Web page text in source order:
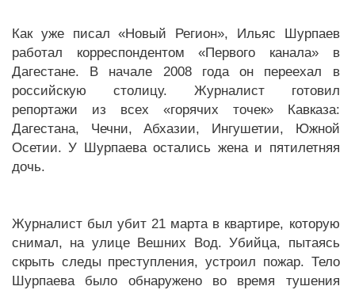
Как уже писал «Новый Регион», Ильяс Шурпаев
работал корреспондентом «Первого канала» в
Дагестане. В начале 2008 года он переехал в
российскую столицу. Журналист готовил
репортажи из всех «горячих точек» Кавказа:
Дагестана, Чечни, Абхазии, Ингушетии, Южной
Осетии. У Шурпаева остались жена и пятилетняя
дочь.
Журналист был убит 21 марта в квартире, которую
снимал, на улице Вешних Вод. Убийца, пытаясь
скрыть следы преступления, устроил пожар. Тело
Шурпаева было обнаружено во время тушения